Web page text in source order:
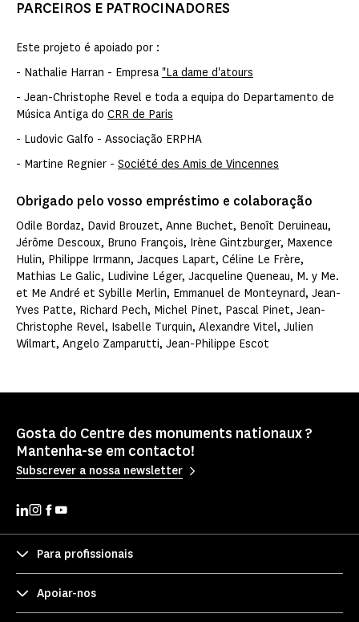
PARCEIROS E PATROCINADORES
Este projeto é apoiado por :
- Nathalie Harran - Empresa "La dame d'atours
- Jean-Christophe Revel e toda a equipa do Departamento de
Música Antiga do CRR de Paris
- Ludovic Galfo - Associação ERPHA
- Martine Regnier - Société des Amis de Vincennes
Obrigado pelo vosso empréstimo e colaboração
Odile Bordaz, David Brouzet, Anne Buchet, Benoît Deruineau,
Jérôme Descoux, Bruno François, Irène Gintzburger, Maxence
Hulin, Philippe Irrmann, Jacques Lapart, Céline Le Frère,
Mathias Le Galic, Ludivine Léger, Jacqueline Queneau, M. y Me.
et Me André et Sybille Merlin, Emmanuel de Monteynard, Jean-
Yves Patte, Richard Pech, Michel Pinet, Pascal Pinet, Jean-
Christophe Revel, Isabelle Turquin, Alexandre Vitel, Julien
Wilmart, Angelo Zamparutti, Jean-Philippe Escot
Gosta do Centre des monuments nationaux ?
Mantenha-se em contacto!
Subscrever a nossa newsletter
Para profissionais
Apoiar-nos